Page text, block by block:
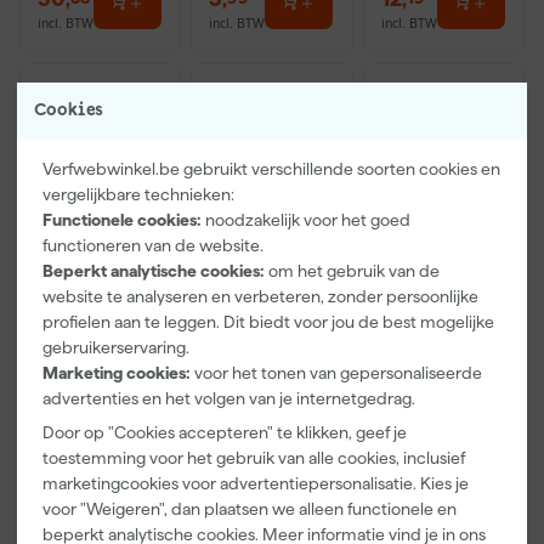
Cookies
Verfwebwinkel.be gebruikt verschillende soorten cookies en
vergelijkbare technieken:
Functionele cookies: noodzakelijk voor het goed
functioneren van de website.
Beperkt analytische cookies: om het gebruik van de
website te analyseren en verbeteren, zonder persoonlijke
profielen aan te leggen. Dit biedt voor jou de best mogelijke
gebruikerservaring.
Marketing cookies: voor het tonen van gepersonaliseerde
advertenties en het volgen van je internetgedrag.
Door op "Cookies accepteren" te klikken, geef je
toestemming voor het gebruik van alle cookies, inclusief
marketingcookies voor advertentiepersonalisatie. Kies je
voor "Weigeren", dan plaatsen we alleen functionele en
beperkt analytische cookies. Meer informatie vind je in ons
incl. BTW incl. BTW incl. BTW
Anza PRO
Mini Micmex
muurverfrolle
r - 10cm
Morgen
bezorgd
Adviesprijs 2,62
2,25
Anza PRO
schoen - maat
8 (M)
Morgen
bezorgd
2,29
Klingspor
Waterproof
P60
230X280Mm
Morgen
bezorgd
133, 00